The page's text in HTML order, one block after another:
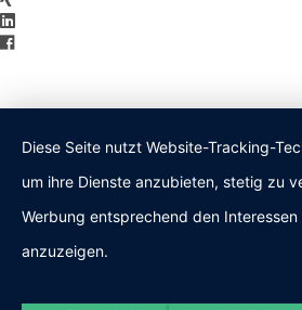
Diese Seite nutzt Website-Tracking-
um ihre Dienste anzubieten, stetig zu
Werbung entsprechend den
anzuzeigen.